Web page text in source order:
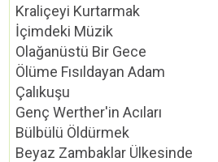
Kraliçeyi Kurtarmak
İçimdeki Müzik
Olağanüstü Bir Gece
Ölüme Fısıldayan Adam
Çalıkuşu
Genç Werther'in Acıları
Bülbülü Öldürmek
Beyaz Zambaklar Ülkesinde